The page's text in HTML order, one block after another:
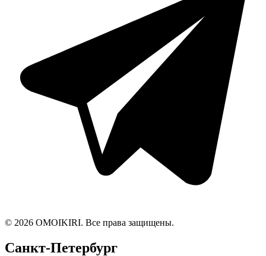
© 2026 OMOIKIRI. Все права защищены.
Санкт-Петербург